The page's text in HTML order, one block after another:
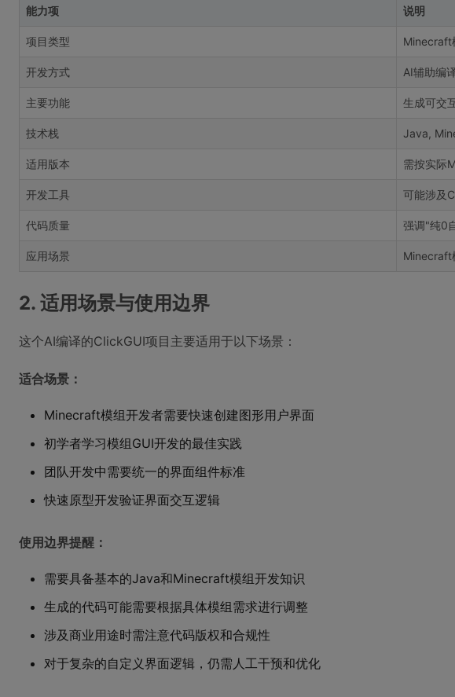
能力项 说明
项目类型 Minecraft
开发方式 AI辅助编
主要功能 生成可交
技术栈 Java,
适用版本 需按实际
开发工具 可能涉及
代码质量 强调"纯0
应用场景 Minecraft
2. 适用场景与使用边界
这个AI编译的ClickGUI项目主要适用于以下场景：
适合场景：
Minecraft模组开发者需要快速创建图形用户界面
初学者学习模组GUI开发的最佳实践
团队开发中需要统一的界面组件标准
快速原型开发验证界面交互逻辑
使用边界提醒：
需要具备基本的Java和Minecraft模组开发知识
生成的代码可能需要根据具体模组需求进行调整
涉及商业用途时需注意代码版权和合规性
对于复杂的自定义界面逻辑，仍需人工干预和优化